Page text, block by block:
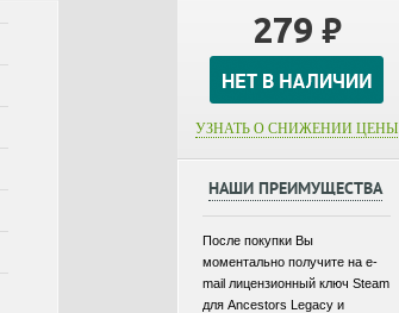
279 ₽
УЗНАТЬ О СНИЖЕНИИ ЦЕНЫ
НАШИ ПРЕИМУЩЕСТВА
После покупки Вы
моментально получите на e-
mail лицензионный ключ Steam
для Ancestors Legacy и